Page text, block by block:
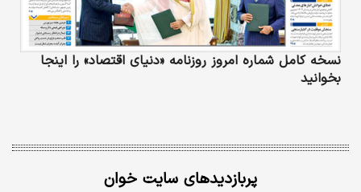
نسخه کامل شماره امروز روزنامه «دنیای‌ اقتصاد» را اینجا
بخوانید
پربازدیدهای سایت خوان